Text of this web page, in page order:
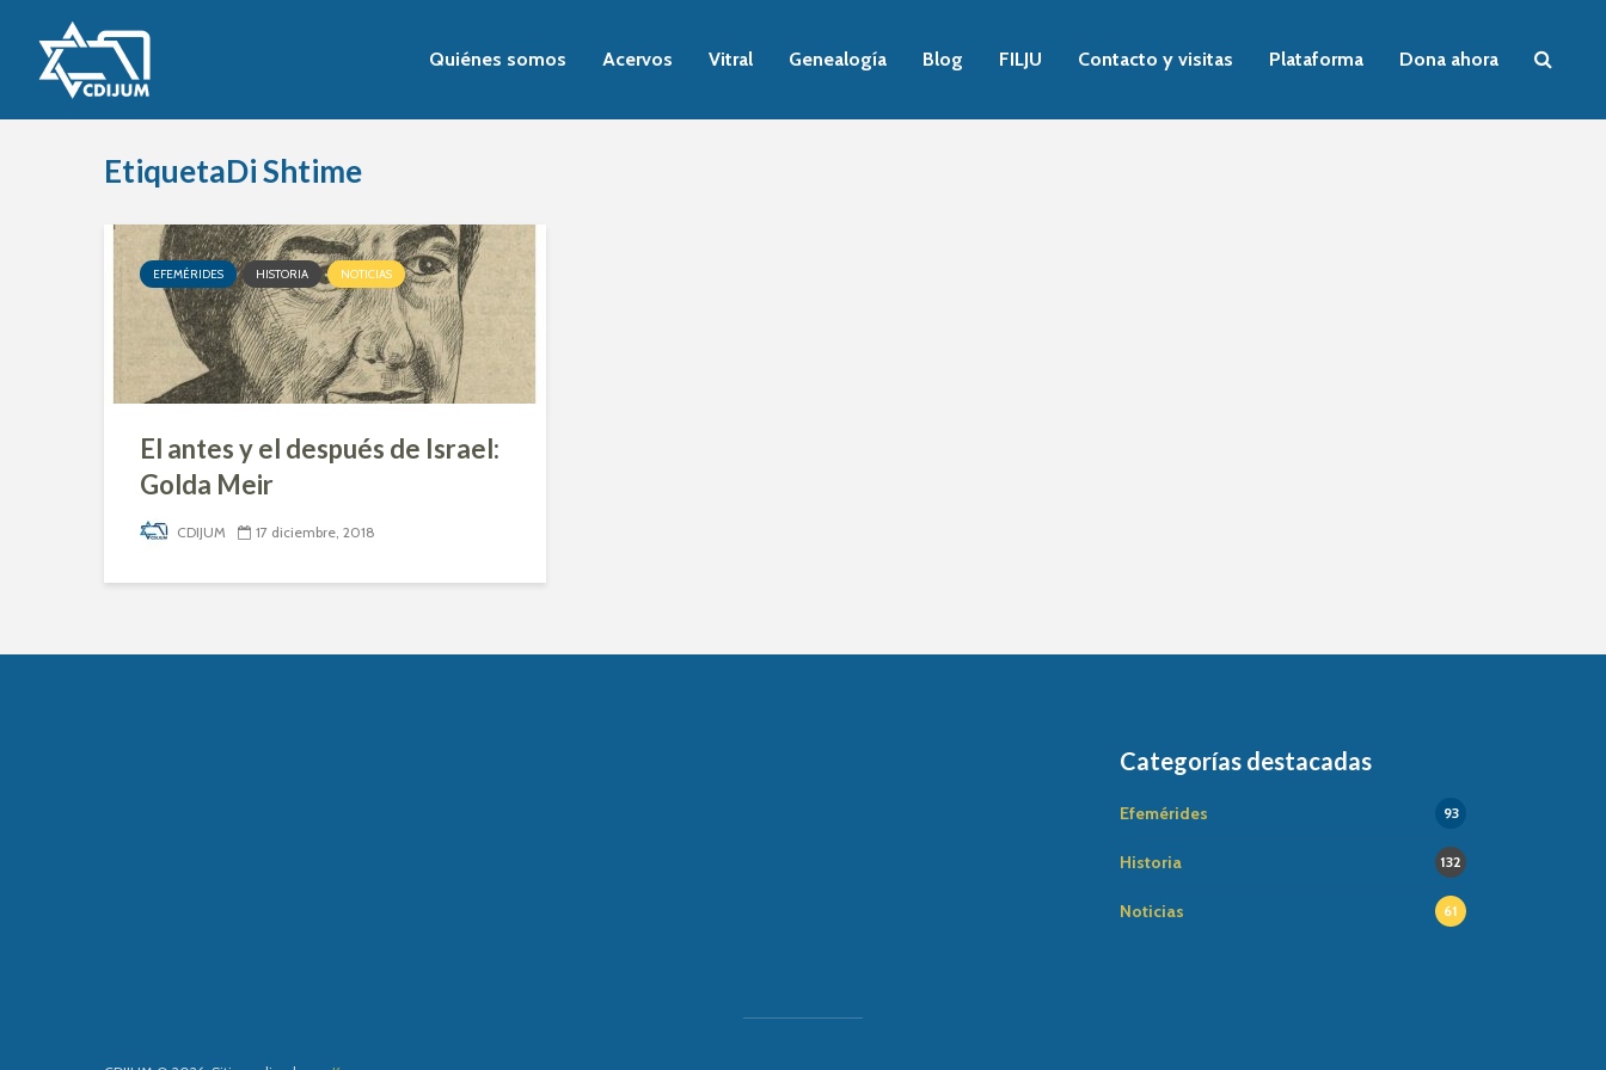
Quiénes somos Acervos Vitral Genealogía Blog FILJU Contacto y visitas Plataforma Dona ahora
EtiquetaDi Shtime
EFEMÉRIDES HISTORIA NOTICIAS
El antes y el después de Israel:
Golda Meir
CDIJUM 17 diciembre, 2018
Categorías destacadas
Efemérides 93
Historia 132
Noticias 61